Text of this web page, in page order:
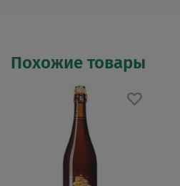
Похожие товары